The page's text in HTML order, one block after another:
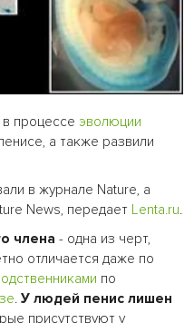
процессе эволюции
а также развили
в журнале Nature, а
News, передает Lenta.ru.
члена - одна из черт,
отличается даже по
по
. У людей пенис лишен
присутствуют у